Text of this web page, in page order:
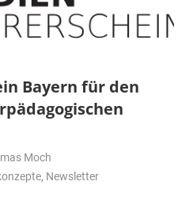
Bayern für den
Moch
, Newsletter